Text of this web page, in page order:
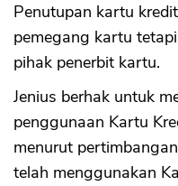
Penutupan kartu
pemegang kartu
pihak penerbit kartu.
Jenius berhak untuk
penggunaan Kartu
menurut
telah menggunakan